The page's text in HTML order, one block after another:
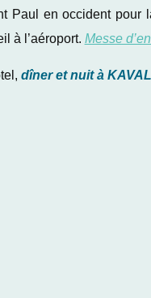
Paul en occident
à l’aéroport. Messe
dîner et nuit à